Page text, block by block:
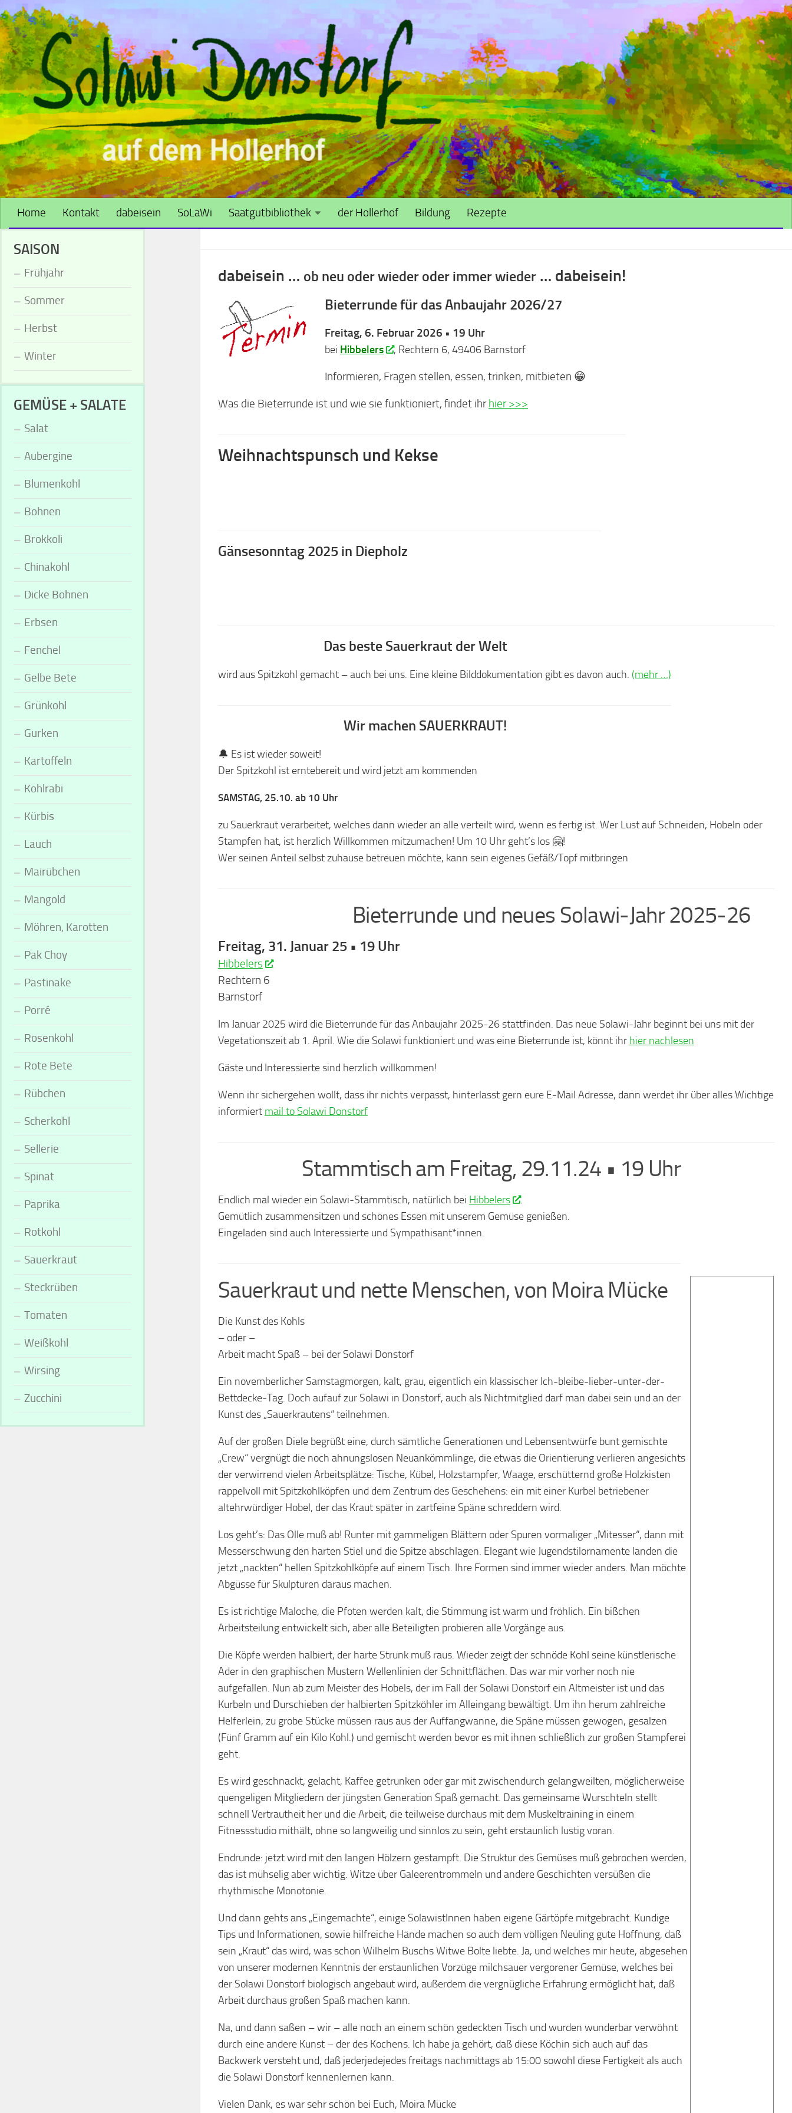
Zum Inhalt springen
Home Kontakt dabeisein SoLaWi Saatgutbibliothek der Hollerhof Bildung Rezepte
dabeisein … ob neu oder wieder oder immer wieder … dabeisein!
Bieterrunde für das Anbaujahr 2026/27
Freitag, 6. Februar 2026 • 19 Uhr
bei Hibbelers , Rechtern 6, 49406 Barnstorf
Informieren, Fragen stellen, essen, trinken, mitbieten 😁
Was die Bieterrunde ist und wie sie funktioniert, findet ihr hier >>>
Weihnachtspunsch und Kekse
Gänsesonntag 2025 in Diepholz
Das beste Sauerkraut der Welt
wird aus Spitzkohl gemacht – auch bei uns. Eine kleine Bilddokumentation gibt es davon auch. (mehr …)
Wir machen SAUERKRAUT!
🔔 Es ist wieder soweit!
Der Spitzkohl ist erntebereit und wird jetzt am kommenden
SAMSTAG, 25.10. ab 10 Uhr
zu Sauerkraut verarbeitet, welches dann wieder an alle verteilt wird, wenn es fertig ist. Wer Lust auf Schneiden, Hobeln oder
Stampfen hat, ist herzlich Willkommen mitzumachen! Um 10 Uhr geht’s los 🤗!
Wer seinen Anteil selbst zuhause betreuen möchte, kann sein eigenes Gefäß/Topf mitbringen
Bieterrunde und neues Solawi-Jahr 2025-26
Freitag, 31. Januar 25 • 19 Uhr
Hibbelers
Rechtern 6
Barnstorf
Im Januar 2025 wird die Bieterrunde für das Anbaujahr 2025-26 stattfinden. Das neue Solawi-Jahr beginnt bei uns mit der
Vegetationszeit ab 1. April. Wie die Solawi funktioniert und was eine Bieterrunde ist, könnt ihr hier nachlesen
Gäste und Interessierte sind herzlich willkommen!
Wenn ihr sichergehen wollt, dass ihr nichts verpasst, hinterlasst gern eure E-Mail Adresse, dann werdet ihr über alles Wichtige
informiert mail to Solawi Donstorf
Stammtisch am Freitag, 29.11.24 • 19 Uhr
Endlich mal wieder ein Solawi-Stammtisch, natürlich bei Hibbelers
.
Gemütlich zusammensitzen und schönes Essen mit unserem Gemüse genießen.
Eingeladen sind auch Interessierte und Sympathisant*innen.
Sauerkraut und nette Menschen, von Moira Mücke
Die Kunst des Kohls
– oder –
Arbeit macht Spaß – bei der Solawi Donstorf
Ein novemberlicher Samstagmorgen, kalt, grau, eigentlich ein klassischer Ich-bleibe-lieber-unter-der-
Bettdecke-Tag. Doch aufauf zur Solawi in Donstorf, auch als Nichtmitglied darf man dabei sein und an der
Kunst des „Sauerkrautens“ teilnehmen.
Auf der großen Diele begrüßt eine, durch sämtliche Generationen und Lebensentwürfe bunt gemischte
„Crew“ vergnügt die noch ahnungslosen Neuankömmlinge, die etwas die Orientierung verlieren angesichts
der verwirrend vielen Arbeitsplätze: Tische, Kübel, Holzstampfer, Waage, erschütternd große Holzkisten
rappelvoll mit Spitzkohlköpfen und dem Zentrum des Geschehens: ein mit einer Kurbel betriebener
altehrwürdiger Hobel, der das Kraut später in zartfeine Späne schreddern wird.
Los geht’s: Das Olle muß ab! Runter mit gammeligen Blättern oder Spuren vormaliger „Mitesser“, dann mit
Messerschwung den harten Stiel und die Spitze abschlagen. Elegant wie Jugendstilornamente landen die
jetzt „nackten“ hellen Spitzkohlköpfe auf einem Tisch. Ihre Formen sind immer wieder anders. Man möchte
Abgüsse für Skulpturen daraus machen.
Es ist richtige Maloche, die Pfoten werden kalt, die Stimmung ist warm und fröhlich. Ein bißchen
Arbeitsteilung entwickelt sich, aber alle Beteiligten probieren alle Vorgänge aus.
Die Köpfe werden halbiert, der harte Strunk muß raus. Wieder zeigt der schnöde Kohl seine künstlerische
Ader in den graphischen Mustern Wellenlinien der Schnittflächen. Das war mir vorher noch nie
aufgefallen. Nun ab zum Meister des Hobels, der im Fall der Solawi Donstorf ein Altmeister ist und das
Kurbeln und Durschieben der halbierten Spitzköhler im Alleingang bewältigt. Um ihn herum zahlreiche
Helferlein, zu grobe Stücke müssen raus aus der Auffangwanne, die Späne müssen gewogen, gesalzen
(Fünf Gramm auf ein Kilo Kohl.) und gemischt werden bevor es mit ihnen schließlich zur großen Stampferei
geht.
Es wird geschnackt, gelacht, Kaffee getrunken oder gar mit zwischendurch gelangweilten, möglicherweise
quengeligen Mitgliedern der jüngsten Generation Spaß gemacht. Das gemeinsame Wurschteln stellt
schnell Vertrautheit her und die Arbeit, die teilweise durchaus mit dem Muskeltraining in einem
Fitnessstudio mithält, ohne so langweilig und sinnlos zu sein, geht erstaunlich lustig voran.
Endrunde: jetzt wird mit den langen Hölzern gestampft. Die Struktur des Gemüses muß gebrochen werden,
das ist mühselig aber wichtig. Witze über Galeerentrommeln und andere Geschichten versüßen die
rhythmische Monotonie.
Und dann gehts ans „Eingemachte“, einige SolawistInnen haben eigene Gärtöpfe mitgebracht. Kundige
Tips und Informationen, sowie hilfreiche Hände machen so auch dem völligen Neuling gute Hoffnung, daß
sein „Kraut“ das wird, was schon Wilhelm Buschs Witwe Bolte liebte. Ja, und welches mir heute, abgesehen
von unserer modernen Kenntnis der erstaunlichen Vorzüge milchsauer vergorener Gemüse, welches bei
der Solawi Donstorf biologisch angebaut wird, außerdem die vergnügliche Erfahrung ermöglicht hat, daß
Arbeit durchaus großen Spaß machen kann.
Na, und dann saßen – wir – alle noch an einem schön gedeckten Tisch und wurden wunderbar verwöhnt
durch eine andere Kunst – der des Kochens. Ich habe ja gehört, daß diese Köchin sich auch auf das
Backwerk versteht und, daß jederjedejedes freitags nachmittags ab 15:00 sowohl diese Fertigkeit als auch
die Solawi Donstorf kennenlernen kann.
Vielen Dank, es war sehr schön bei Euch, Moira Mücke
SAISON
Frühjahr
Sommer
Herbst
Winter
GEMÜSE + SALATE
Salat
Aubergine
Blumenkohl
Bohnen
Brokkoli
Chinakohl
Dicke Bohnen
Erbsen
Fenchel
Gelbe Bete
Grünkohl
Gurken
Kartoffeln
Kohlrabi
Kürbis
Lauch
Mairübchen
Mangold
Möhren, Karotten
Pak Choy
Pastinake
Porré
Rosenkohl
Rote Bete
Rübchen
Scherkohl
Sellerie
Spinat
Paprika
Rotkohl
Sauerkraut
Steckrüben
Tomaten
Weißkohl
Wirsing
Zucchini